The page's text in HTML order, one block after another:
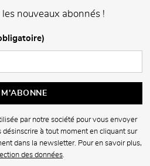
nouveaux abonnés !
par notre société pour vous envoyer
à tout moment en cliquant sur
dans la newsletter. Pour en savoir plus,
des données.